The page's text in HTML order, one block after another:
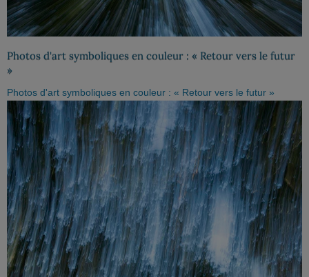
Photos d'art symboliques en couleur : « Retour vers le futur
»
Photos d'art symboliques en couleur : « Retour vers le futur »